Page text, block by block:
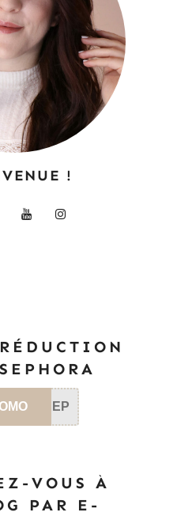
!
SEP
VOUS À
PAR E-